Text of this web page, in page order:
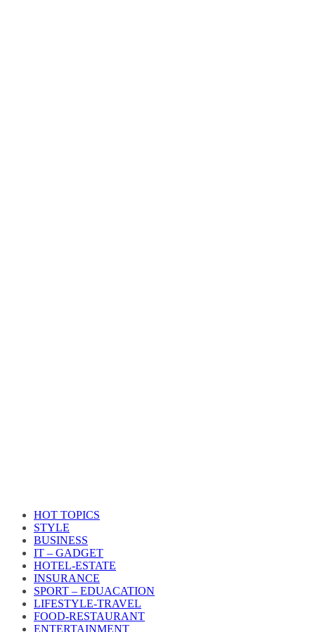
HOT TOPICS
STYLE
BUSINESS
IT – GADGET
HOTEL-ESTATE
INSURANCE
SPORT – EDUACATION
LIFESTYLE​-TRAVEL​
FOOD-RESTAURANT
ENTERTAINMENT